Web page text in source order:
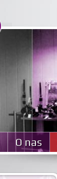
O nas